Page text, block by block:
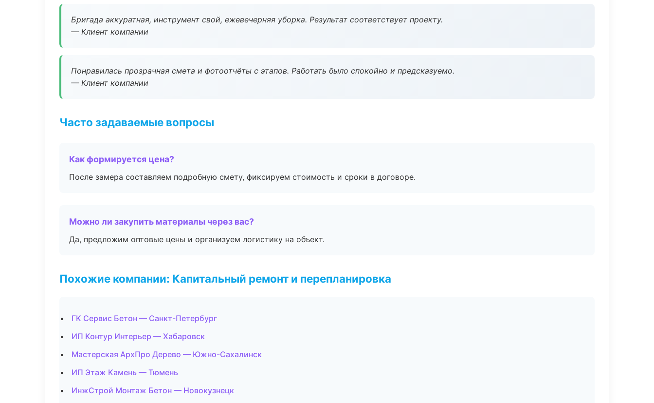
Бригада аккуратная, инструмент свой, ежевечерняя уборка. Результат соответствует проекту.
— Клиент компании
Понравилась прозрачная смета и фотоотчёты с этапов. Работать было спокойно и предсказуемо.
— Клиент компании
Часто задаваемые вопросы
Как формируется цена?
После замера составляем подробную смету, фиксируем стоимость и сроки в договоре.
Можно ли закупить материалы через вас?
Да, предложим оптовые цены и организуем логистику на объект.
Похожие компании: Капитальный ремонт и перепланировка
ГК Сервис Бетон — Санкт-Петербург
ИП Контур Интерьер — Хабаровск
Мастерская АрхПро Дерево — Южно-Сахалинск
ИП Этаж Камень — Тюмень
ИнжСтрой Монтаж Бетон — Новокузнецк